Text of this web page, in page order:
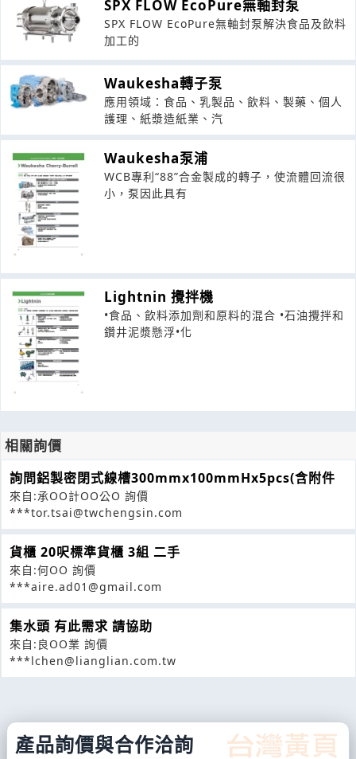
SPX FLOW EcoPure無軸封泵
SPX FLOW EcoPure無軸封泵解決食品及飲料
加工的
Waukesha轉子泵
應用領域：食品、乳製品、飲料、製藥、個人
護理、紙漿造紙業、汽
Waukesha泵浦
WCB專利“88”合金製成的轉子，使流體回流很
小，泵因此具有
Lightnin 攪拌機
•食品、飲料添加劑和原料的混合 •石油攪拌和
鑽井泥漿懸浮•化
相關詢價
詢問鋁製密閉式線槽300mmx100mmHx5pcs(含附件
來自:承OO計OO公O 詢價
***tor.tsai@twchengsin.com
貨櫃 20呎標準貨櫃 3組 二手
來自:何OO 詢價
***aire.ad01@gmail.com
集水頭 有此需求 請協助
來自:良OO業 詢價
***lchen@lianglian.com.tw
產品詢價與合作洽詢